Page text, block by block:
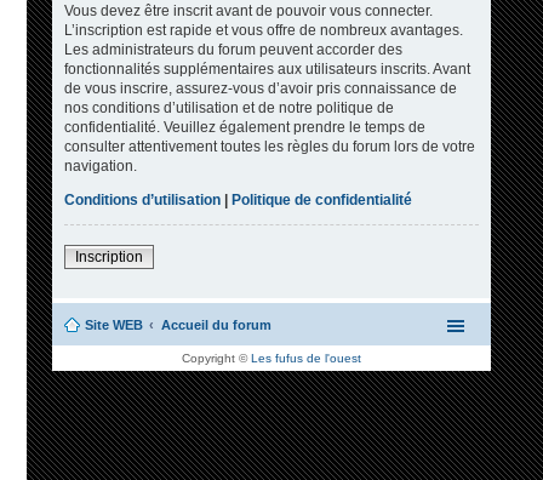
Vous devez être inscrit avant de pouvoir vous connecter.
L’inscription est rapide et vous offre de nombreux avantages.
Les administrateurs du forum peuvent accorder des
fonctionnalités supplémentaires aux utilisateurs inscrits. Avant
de vous inscrire, assurez-vous d’avoir pris connaissance de
nos conditions d’utilisation et de notre politique de
confidentialité. Veuillez également prendre le temps de
consulter attentivement toutes les règles du forum lors de votre
navigation.
Conditions d’utilisation| Politique de confidentialité
Inscription
Site WEB Accueil du forum
Copyright ©Les fufus de l'ouest